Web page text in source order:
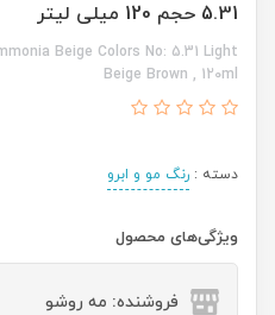
5.31 حجم 120 میلی لیتر
Beige Colors No: 5.31 Light
Beige Brown , 120ml
دسته : رنگ مو و ابرو
ویژگی‌های محصول
فروشنده: مه رو‌شو